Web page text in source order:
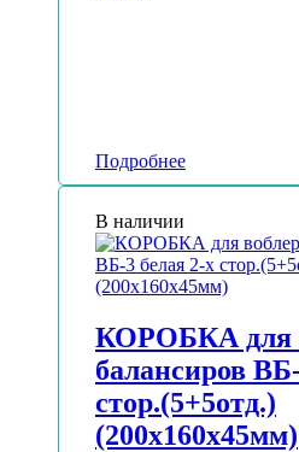
Подробнее
В наличии
КОРОБКА для
балансиров
стор.(5+5отд.)
(200х160х45мм)